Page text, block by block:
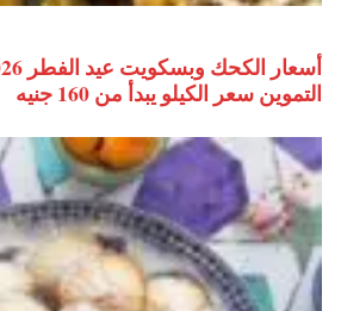
التموين سعر الكيلو يبدأ من 160 جنيه